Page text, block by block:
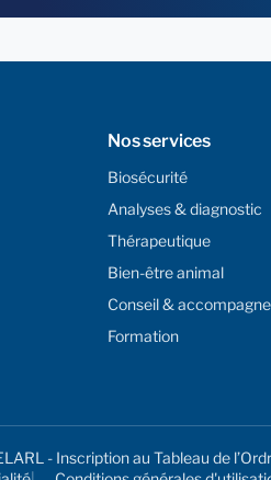
Nos services
Biosécurité
Analyses & diagnostic
Thérapeutique
Bien-être animal
Conseil &
Formation
- Inscription au Tableau de